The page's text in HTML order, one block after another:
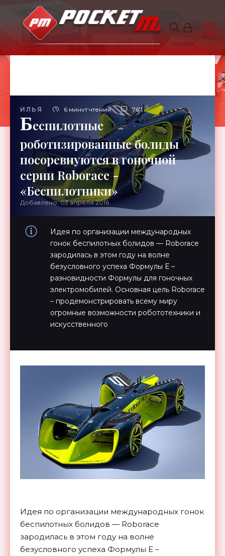
ИЛЬЯ 6 минут чтения 767
Беспилотные
роботизированные болиды
посоревнуются в гоночной
серии Roborace -
«Беспилотники»
Добавлено: 03 апреля 2016
Идея по организации международных
гонок беспилотных болидов — Roborace
зародилась в этом году на волне
безусловного успеха Формулы Е –
разновидности Формулы для гоночных
электромобилей. Основная цель Roborace
– продемонстрировать всему миру
огромные возможности робототехники и
искусственного
Идея по организации международных гонок
беспилотных болидов — Roborace
зародилась в этом году на волне
безусловного успеха Формулы Е –